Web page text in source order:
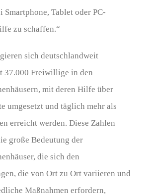
Smartphone, Tablet oder PC-
zu schaffen.“
sich deutschlandweit
37.000 Freiwillige in den
mit deren Hilfe über
umgesetzt und täglich mehr als
erreicht werden. Diese Zahlen
große Bedeutung der
die sich den
die von Ort zu Ort variieren und
Maßnahmen erfordern,